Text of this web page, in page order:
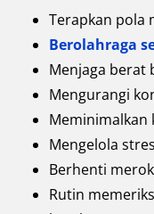
Terapkan pola
Berolahraga
Menjaga berat
Mengurangi
Meminimalkan
Mengelola
Berhenti
Rutin